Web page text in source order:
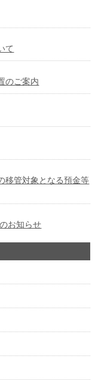
て
のご案内
移管対象となる預金等
お知らせ